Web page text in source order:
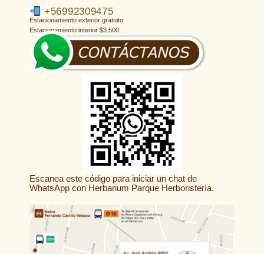
+56992309475
Estacionamiento exterior gratuito.
Estacionamiento interior $3.500
Escanea este código para iniciar un chat de
WhatsApp con Herbarium Parque Herboristería.